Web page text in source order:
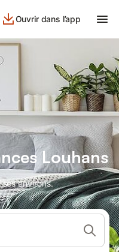
Ouvrir dans l’app
Louhans
environs.